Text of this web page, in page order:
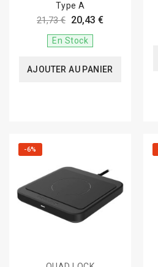
Type A
21,73 € 20,43 €
En Stock
AJOUTER AU PANIER
-6%